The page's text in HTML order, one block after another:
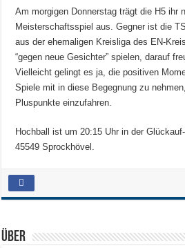
Am morgigen Donnerstag trägt die H5 ihr
Meisterschaftsspiel aus. Gegner ist die
aus der ehemaligen Kreisliga des EN-
“gegen neue Gesichter” spielen, darauf
Vielleicht gelingt es ja, die positiven
Spiele mit in diese Begegnung zu
Pluspunkte einzufahren.
Hochball ist um 20:15 Uhr in der Glückauf-
45549 Sprockhövel.
Über